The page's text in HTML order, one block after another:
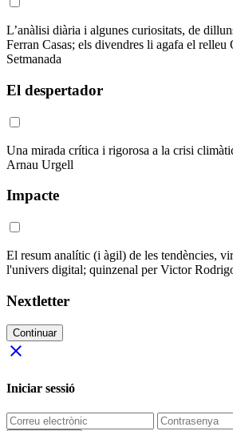
L’anàlisi diària i algunes curiositats, de
Ferran Casas; els divendres li agafa el
Setmanada
El despertador
Una mirada crítica i rigorosa a la crisi
Arnau Urgell
Impacte
El resum analític (i àgil) de les tendències,
l'univers digital; quinzenal per Victor
Nextletter
Continuar
close
Iniciar sessió